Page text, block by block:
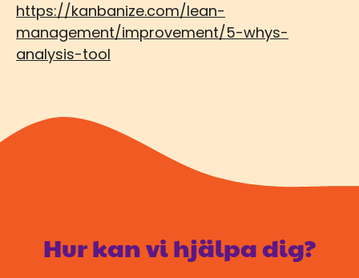
https://kanbanize.com/lean-
management/improvement/5-whys-
analysis-tool
Hur kan vi hjälpa dig?